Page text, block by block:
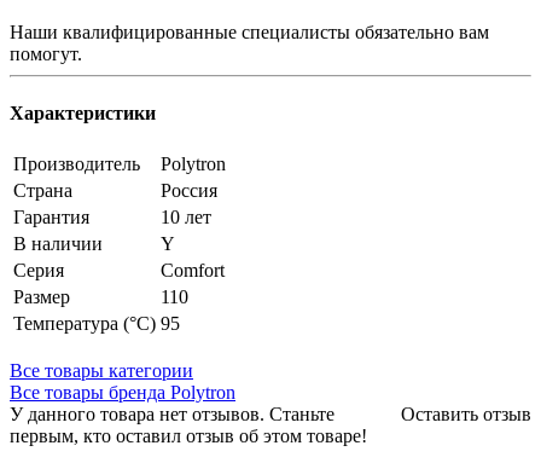
Наши квалифицированные специалисты обязательно вам
помогут.
Характеристики
Производитель
Polytron
Страна
Россия
Гарантия
10 лет
В наличии
Y
Серия
Comfort
Размер
110
Температура (°С) 95
Все товары категории
Все товары бренда Polytron
Оставить отзыв
У данного товара нет отзывов. Станьте
первым, кто оставил отзыв об этом товаре!